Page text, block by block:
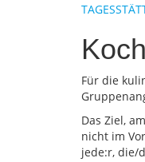
Für die
Das Ziel,
nicht im
jede:r, die/